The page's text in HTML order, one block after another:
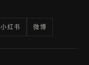
小红书 微博